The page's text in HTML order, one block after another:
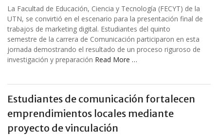
La Facultad de Educación, Ciencia y Tecnología (FECYT) de la
UTN, se convirtió en el escenario para la presentación final de
trabajos de marketing digital. Estudiantes del quinto
semestre de la carrera de Comunicación participaron en esta
jornada demostrando el resultado de un proceso riguroso de
investigación y preparación Read More …
Estudiantes de comunicación fortalecen
emprendimientos locales mediante
proyecto de vinculación